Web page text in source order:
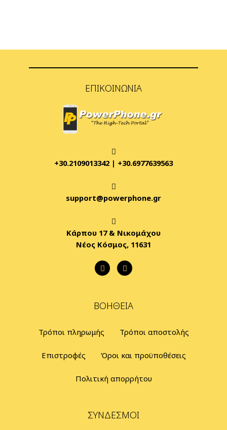
ΕΠΙΚΟΙΝΩΝΊΑ
+30.2109013342 | +30.6977639563
support@powerphone.gr
Κάρπου 17 & Νικομάχου
Νέος Κόσμος, 11631
ΒΟΉΘΕΙΑ
Τρόποι πληρωμής Τρόποι αποστολής
Επιστροφές Όροι και προϋποθέσεις
Πολιτική απορρήτου
ΣΎΝΔΕΣΜΟΙ